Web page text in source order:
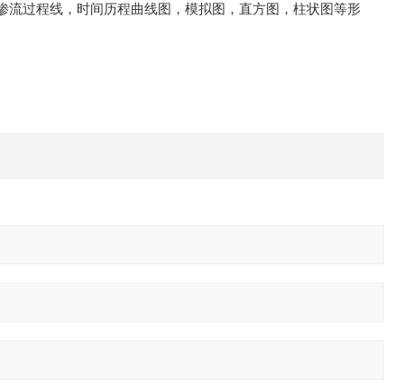
过程线，时间历程曲线图，模拟图，直方图，柱状图等形